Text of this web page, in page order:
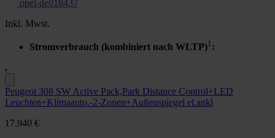
opel-de018437
Inkl. Mwst.
Stromverbrauch (kombiniert nach WLTP)1 :
Peugeot 308 SW Active Pack,Park Distance Control+LED
Leuchten+Klimaauto.-2-Zonen+Außenspiegel el.ankl
17.940 €